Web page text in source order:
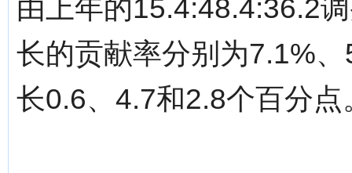
由上年的15.4:48.4:36.2
长的贡献率分别为7.1%
长0.6、4.7和2.8个百分点